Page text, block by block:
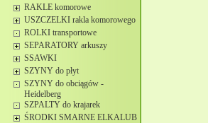
RAKLE komorowe
USZCZELKI rakla komorowego
ROLKI transportowe
SEPARATORY arkuszy
SSAWKI
SZYNY do płyt
SZYNY do obciągów -
Heidelberg
SZPALTY do krajarek
ŚRODKI SMARNE ELKALUB